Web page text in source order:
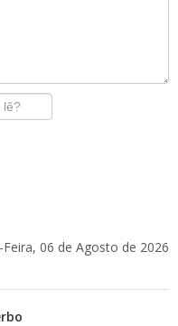
06 de Agosto de 2026